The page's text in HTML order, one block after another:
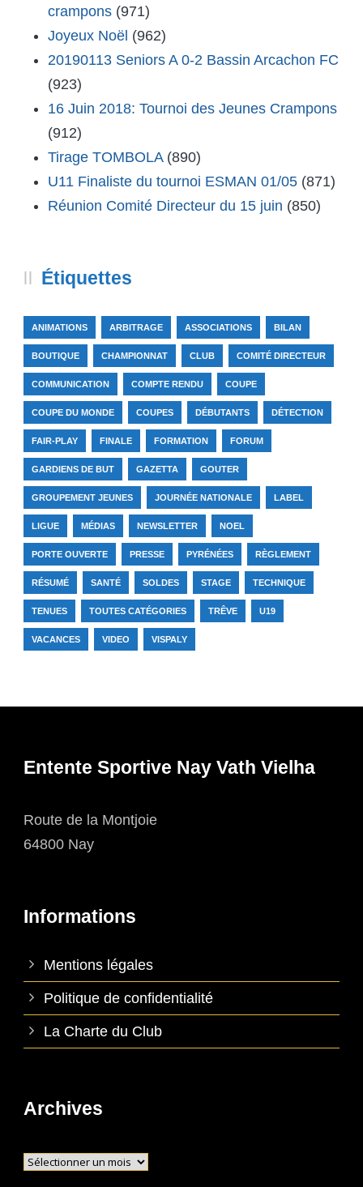
crampons (971)
Joyeux Noël (962)
20190113 Seniors A 0-2 Bassin Arcachon FC
(923)
16 Juin 2018: Tournoi des Jeunes Crampons
(912)
Tirage TOMBOLA (890)
U11 Finaliste du tournoi ESMAN 01/05 (871)
Réunion Comité Directeur du 15 juin (850)
Étiquettes
ANIMATIONS ARBITRAGE ASSOCIATIONS BILAN
BOUTIQUE CHAMPIONNAT CLUB COMITÉ DIRECTEUR
COMMUNICATION COMPTE RENDU COUPE
COUPE DU MONDE COUPES DÉBUTANTS DÉTECTION
FAIR-PLAY FINALE FORMATION FORUM
GARDIENS DE BUT GAZETTA GOUTER
GROUPEMENT JEUNES JOURNÉE NATIONALE LABEL
LIGUE MÉDIAS NEWSLETTER NOEL
PORTE OUVERTE PRESSE PYRÉNÉES RÈGLEMENT
RÉSUMÉ SANTÉ SOLDES STAGE TECHNIQUE
TENUES TOUTES CATÉGORIES TRÊVE U19
VACANCES VIDEO VISPALY
Entente Sportive Nay Vath Vielha
Route de la Montjoie
64800 Nay
Informations
Mentions légales
Politique de confidentialité
La Charte du Club
Archives
Archives